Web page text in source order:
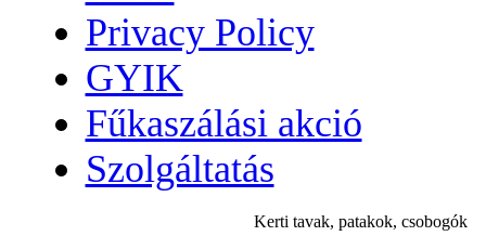
Privacy Policy
GYIK
Fűkaszálási akció
Szolgáltatás
Kerti tavak, patakok, csobogók